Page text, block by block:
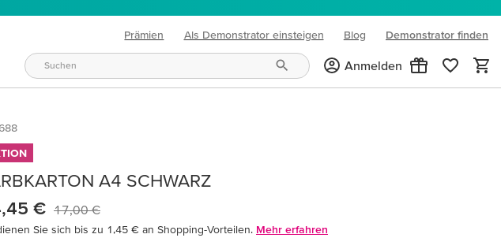
Prämien Als Demonstrator einsteigen Blog
(opens in new tab)
Demonstrator finden
Anmelden
A4 SCHWARZ
€ 17,00 €
Sie sich bis zu 1,45 € an Shopping-Vorteilen. Mehr erfahren